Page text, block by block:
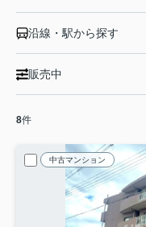
沿線・駅から探す
販売中
8件
中古マンション